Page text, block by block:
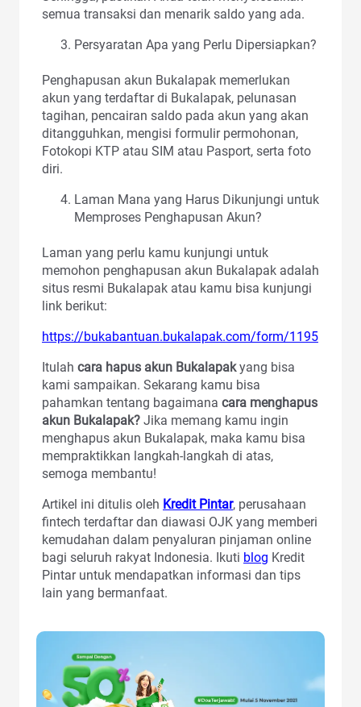
semua transaksi dan menarik saldo yang ada.
Persyaratan Apa yang Perlu Dipersiapkan?
Penghapusan akun Bukalapak memerlukan
akun yang terdaftar di Bukalapak, pelunasan
tagihan, pencairan saldo pada akun yang akan
ditangguhkan, mengisi formulir permohonan,
Fotokopi KTP atau SIM atau Pasport, serta foto
diri.
Laman Mana yang Harus Dikunjungi untuk
Memproses Penghapusan Akun?
Laman yang perlu kamu kunjungi untuk
memohon penghapusan akun Bukalapak adalah
situs resmi Bukalapak atau kamu bisa kunjungi
link berikut:
https://bukabantuan.bukalapak.com/form/1195
Itulah cara hapus akun Bukalapakyang bisa
kami sampaikan. Sekarang kamu bisa
pahamkan tentang bagaimana cara menghapus
akun Bukalapak? Jika memang kamu ingin
menghapus akun Bukalapak, maka kamu bisa
mempraktikkan langkah-langkah di atas,
semoga membantu!
Artikel ini ditulis oleh Kredit Pintar, perusahaan
fintech terdaftar dan diawasi OJK yang memberi
kemudahan dalam penyaluran pinjaman online
bagi seluruh rakyat Indonesia. Ikuti blog Kredit
Pintar untuk mendapatkan informasi dan tips
lain yang bermanfaat.